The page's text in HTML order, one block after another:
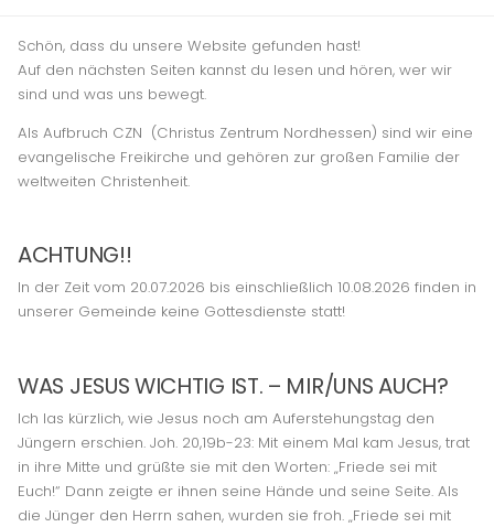
Schön, dass du unsere Website gefunden hast!
Auf den nächsten Seiten kannst du lesen und hören, wer wir
sind und was uns bewegt.
Als Aufbruch CZN (Christus Zentrum Nordhessen) sind wir eine
evangelische Freikirche und gehören zur großen Familie der
weltweiten Christenheit.
ACHTUNG!!
In der Zeit vom 20.07.2026 bis einschließlich 10.08.2026 finden in
unserer Gemeinde keine Gottesdienste statt!
WAS JESUS WICHTIG IST. – MIR/UNS AUCH?
Ich las kürzlich, wie Jesus noch am Auferstehungstag den
Jüngern erschien. Joh. 20,19b-23: Mit einem Mal kam Jesus, trat
in ihre Mitte und grüßte sie mit den Worten: „Friede sei mit
Euch!“ Dann zeigte er ihnen seine Hände und seine Seite. Als
die Jünger den Herrn sahen, wurden sie froh. „Friede sei mit